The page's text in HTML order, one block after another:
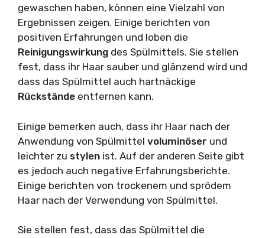
gewaschen haben, können eine Vielzahl von
Ergebnissen zeigen. Einige berichten von
positiven Erfahrungen und loben die
Reinigungswirkung des Spülmittels. Sie stellen
fest, dass ihr Haar sauber und glänzend wird und
dass das Spülmittel auch hartnäckige
Rückstände entfernen kann.
Einige bemerken auch, dass ihr Haar nach der
Anwendung von Spülmittel voluminöser und
leichter zu stylen ist. Auf der anderen Seite gibt
es jedoch auch negative Erfahrungsberichte.
Einige berichten von trockenem und sprödem
Haar nach der Verwendung von Spülmittel.
Sie stellen fest, dass das Spülmittel die